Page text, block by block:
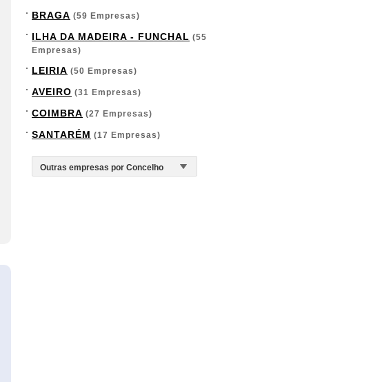
BRAGA (59 Empresas)
ILHA DA MADEIRA - FUNCHAL (55
Empresas)
LEIRIA (50 Empresas)
AVEIRO (31 Empresas)
COIMBRA (27 Empresas)
SANTARÉM (17 Empresas)